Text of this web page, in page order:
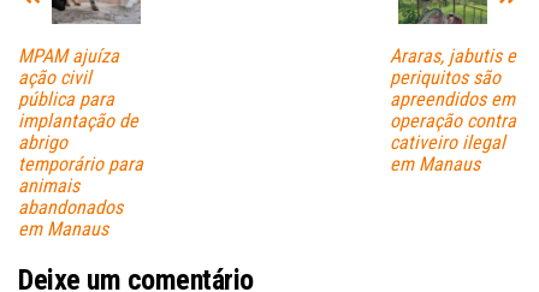
MPAM ajuíza
ação civil
pública para
implantação de
abrigo
temporário para
animais
abandonados
em Manaus
Araras, jabutis e
periquitos são
apreendidos em
operação contra
cativeiro ilegal
em Manaus
Deixe um comentário